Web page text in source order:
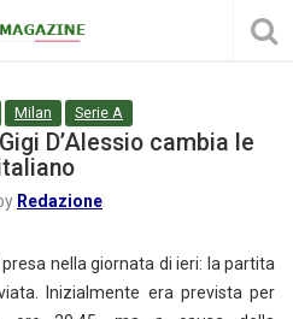
Milan Serie A
D’Alessio cambia le
Redazione
nella giornata di ieri: la partita
Inizialmente era prevista per